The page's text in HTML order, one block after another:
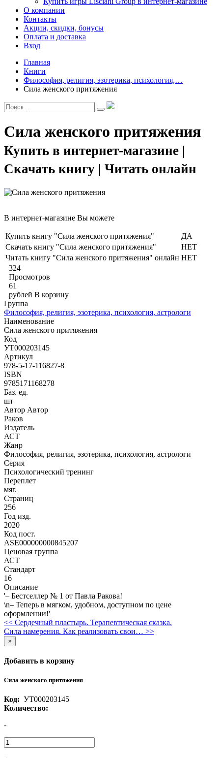
О компании
Контакты
Акции, скидки, бонусы
Оплата и доставка
Вход
Главная
Книги
Философия, религия, эзотерика, психология,…
Сила женского притяжения
Сила женского притяжения
Купить в интернет-магазине |
Скачать книгу | Читать онлайн
В интернет-магазине Вы можете
Купить книгу "Сила женского притяжения"
ДА
Скачать книгу "Сила женского притяжения"
НЕТ
Читать книгу "Сила женского притяжения" онлайн НЕТ
324
Просмотров
61
рублей В корзину
Группа
Философия, религия, эзотерика, психология, астрологи
Наименование
Сила женского притяжения
Код
УТ000203145
Артикул
978-5-17-116827-8
ISBN
9785171168278
Баз. ед.
шт
Автор Автор
Раков
Издатель
АСТ
Жанр
Философия, религия, эзотерика, психология, астрологи
Серия
Психологический тренинг
Переплет
мяг.
Страниц
256
Год изд.
2020
Код пост.
ASE000000000845207
Ценовая группа
АСТ
Стандарт
16
Описание
'– Бестселлер № 1 от Павла Ракова!
\n– Теперь в мягком, удобном, доступном по цене
оформлении!'
<< Сердечный пластырь. Терапевтическая сказка.
Сила намерения. Как реализовать свои… >>
×
Добавить в корзину
Сила женского притяжения
Код: УТ000203145
Количество:
-